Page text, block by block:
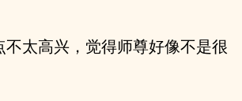
不太高兴，觉得师尊好像不是很